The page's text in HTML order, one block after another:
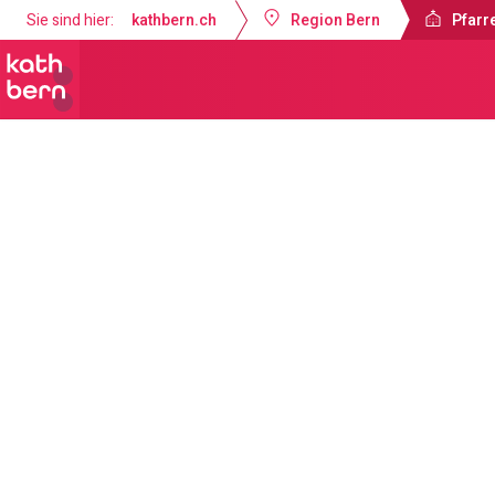
Sie sind hier: kathbern.ch Region Bern